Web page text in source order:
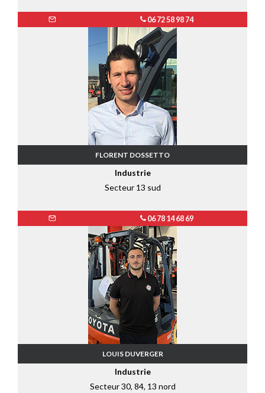
06 72 58 98 74
FLORENT DOSSETTO
Industrie
Secteur 13 sud
06 78 14 68 69
LOUIS DUVERGER
Industrie
Secteur 30, 84, 13 nord